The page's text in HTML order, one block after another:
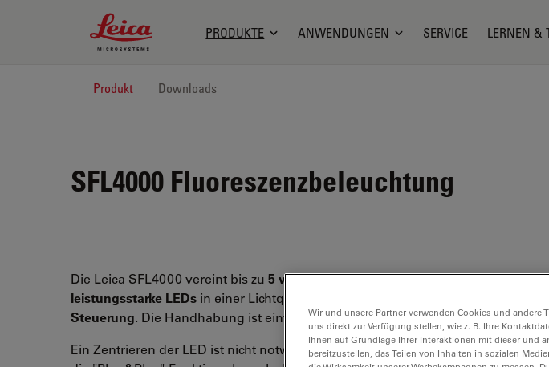
Leica Microsystems Logo
PRODUKTE ANWENDUNGEN SERVICE LERNEN &
Produkt Downloads
SFL4000 Fluoreszenzbeleuchtung
Die Leica SFL4000 vereint bis zu 5 verschiedene
leistungsstarke LEDs in einer Lichtquelle mit
Steuerung. Die Handhabung ist einfach und bequem.
Ein Zentrieren der LED ist nicht notwendig, und sowohl
Wir und unsere Partner verwenden Cookies und andere
uns direkt zur Verfügung stellen, wie z. B. Ihre
Ihnen auf Grundlage Ihrer Interaktionen mit dieser und
bereitzustellen, das Teilen von Inhalten in sozialen